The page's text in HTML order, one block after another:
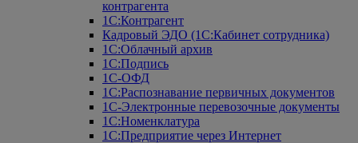
контрагента
1С:Контрагент
Кадровый ЭДО (1С:Кабинет сотрудника)
1С:Облачный архив
1С:Подпись
1С-ОФД
1С:Распознавание первичных документов
1С-Электронные перевозочные документы
1С:Номенклатура
1С:Предприятие через Интернет